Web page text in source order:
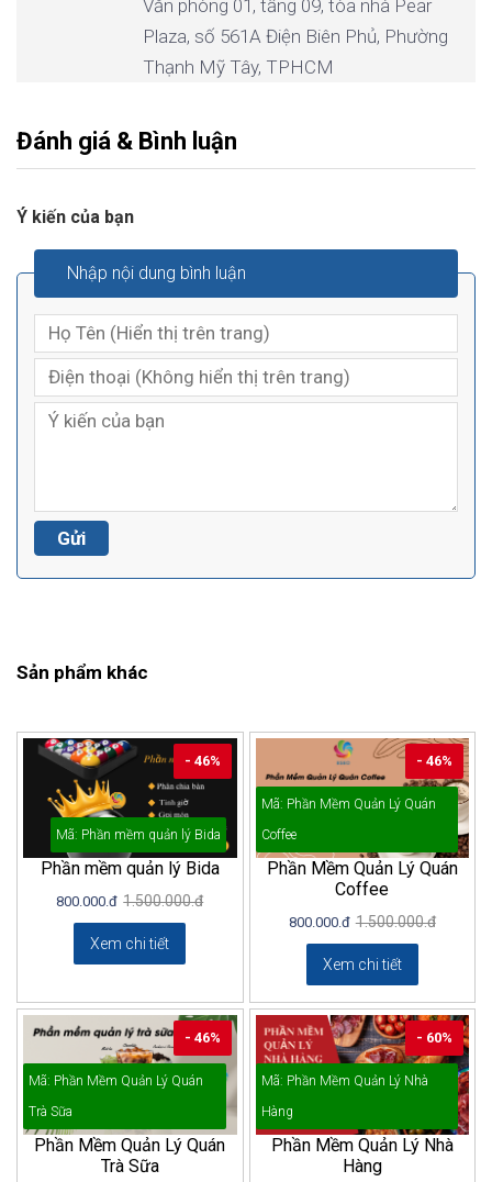
Văn phòng 01, tầng 09, tòa nhà Pear
Plaza, số 561A Điện Biên Phủ, Phường
Thạnh Mỹ Tây, TPHCM
Đánh giá & Bình luận
Ý kiến của bạn
Nhập nội dung bình luận
Sản phẩm khác
- 46%
Mã: Phần mềm quản lý Bida
Phần mềm quản lý Bida
800.000.đ 1.500.000.đ
Xem chi tiết
- 46%
Mã: Phần Mềm Quản Lý Quán
Coffee
Phần Mềm Quản Lý Quán
Coffee
800.000.đ 1.500.000.đ
Xem chi tiết
- 46%
Mã: Phần Mềm Quản Lý Quán
Trà Sữa
Phần Mềm Quản Lý Quán
Trà Sữa
- 60%
Mã: Phần Mềm Quản Lý Nhà
Hàng
Phần Mềm Quản Lý Nhà
Hàng